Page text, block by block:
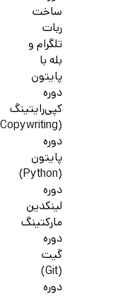
ساخت
ربات
تلگرام و
بله با
پایتون
دوره
کپی‌رایتینگ
(Copywriting)
دوره
پایتون
(Python)
دوره
لینکدین
مارکتینگ
دوره
گیت
(Git)
دوره